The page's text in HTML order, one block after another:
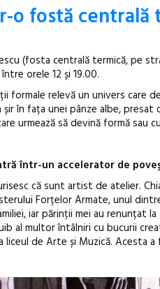
o fostă centrală
(fosta centrală termică, pe
orele 12 și 19.00.
formale relevă un univers care
în fața unei pânze albe,
urmează să devină formă sau
într-un accelerator de
că sunt artist de atelier.
Forțelor Armate, unul
iar părinții mei au renunțat
al multor întâlniri cu bucurii
liceul de Arte și Muzică. Acesta